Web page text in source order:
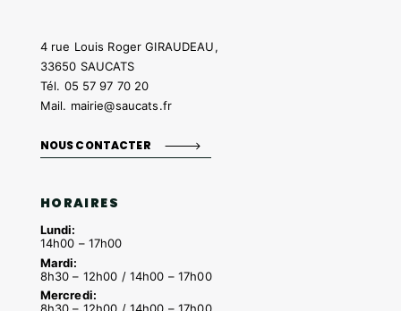
4 rue Louis Roger GIRAUDEAU,
33650 SAUCATS
Tél. 05 57 97 70 20
Mail. mairie@saucats.fr
NOUS CONTACTER
HORAIRES
Lundi:
14h00 – 17h00
Mardi:
8h30 – 12h00 / 14h00 – 17h00
Mercredi: